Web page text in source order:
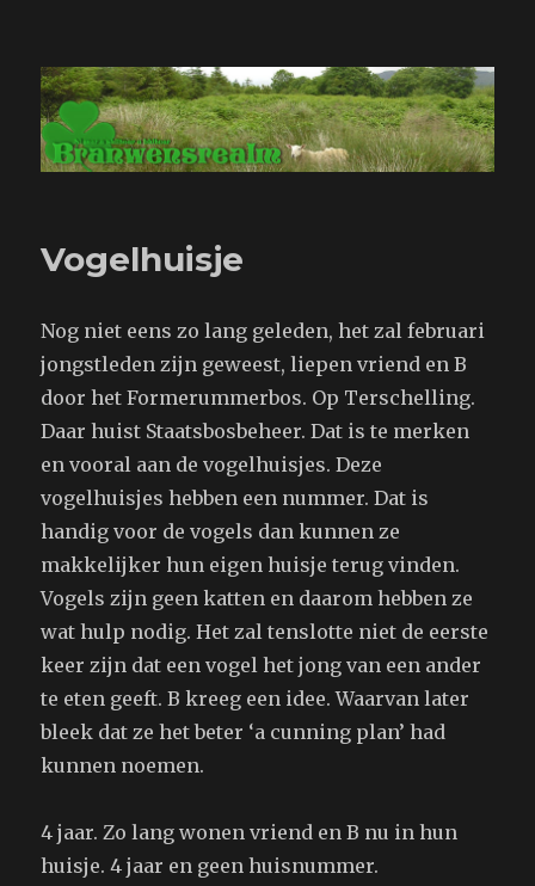
Branwensrealm.com
Vogelhuisje
Nog niet eens zo lang geleden, het zal februari
jongstleden zijn geweest, liepen vriend en B
door het Formerummerbos. Op Terschelling.
Daar huist Staatsbosbeheer. Dat is te merken
en vooral aan de vogelhuisjes. Deze
vogelhuisjes hebben een nummer. Dat is
handig voor de vogels dan kunnen ze
makkelijker hun eigen huisje terug vinden.
Vogels zijn geen katten en daarom hebben ze
wat hulp nodig. Het zal tenslotte niet de eerste
keer zijn dat een vogel het jong van een ander
te eten geeft. B kreeg een idee. Waarvan later
bleek dat ze het beter ‘a cunning plan’ had
kunnen noemen.
4 jaar. Zo lang wonen vriend en B nu in hun
huisje. 4 jaar en geen huisnummer.